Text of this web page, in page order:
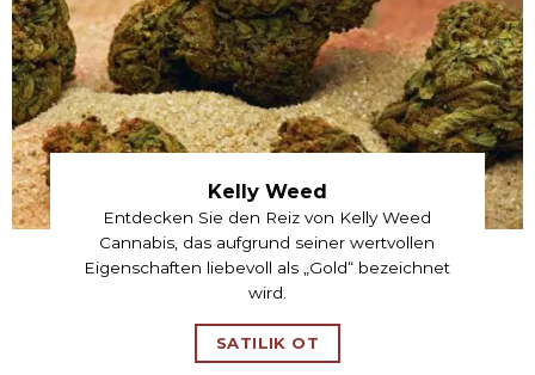
Kelly Weed
Entdecken Sie den Reiz von Kelly Weed
Cannabis, das aufgrund seiner wertvollen
Eigenschaften liebevoll als „Gold“ bezeichnet
wird.
SATILIK OT